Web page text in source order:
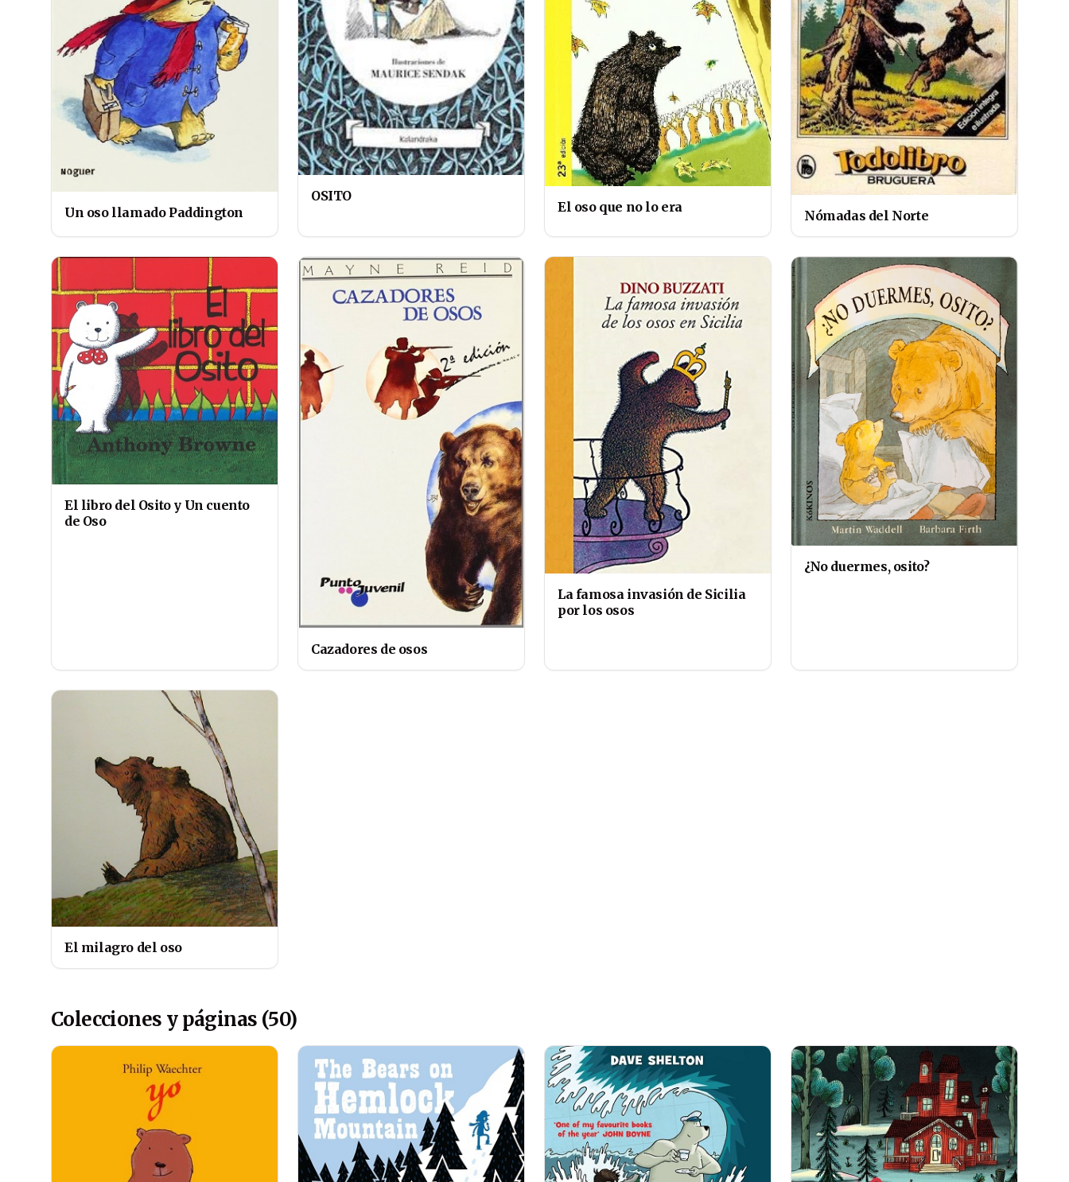
Un oso llamado Paddington
OSITO
El oso que no lo era
Nómadas del Norte
El libro del Osito y Un cuento
de Oso
Cazadores de osos
La famosa invasión de Sicilia
por los osos
¿No duermes, osito?
El milagro del oso
Colecciones y páginas (50)